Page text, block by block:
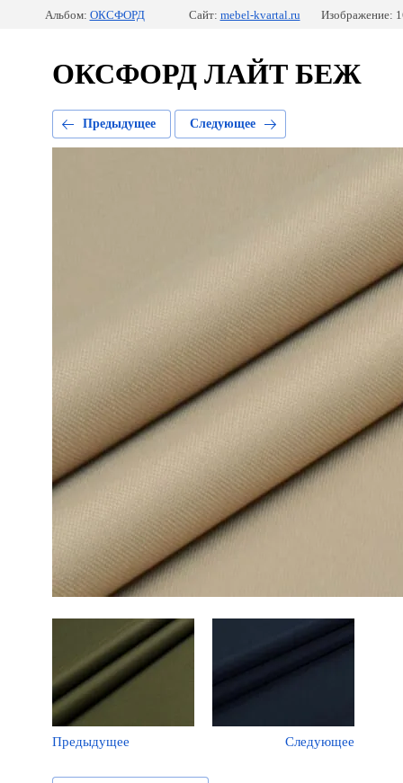
Альбом: ОКСФОРД Сайт: mebel-kvartal.ru Изображение:
ОКСФОРД ЛАЙТ БЕЖ
Предыдущее Следующее
Предыдущее Следующее